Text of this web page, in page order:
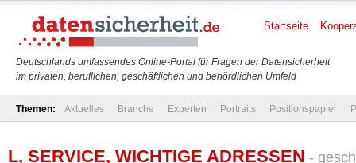
Deutschlands umfassendes Online-Portal für Fragen der Datensicherheit
im privaten, beruflichen, geschäftlichen und behördlichen Umfeld
Startseite
Themen: Aktuelles Branche Experten Portraits Positionspapier
L, SERVICE, WICHTIGE ADRESSEN -